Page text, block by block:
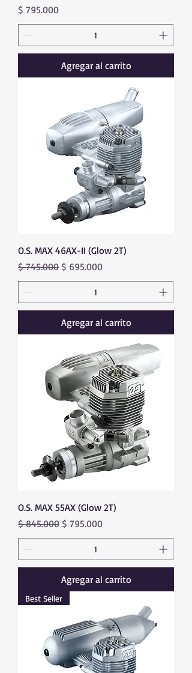
Precio
$ 795.000
Agregar al carrito
O.S. MAX 46AX-II (Glow 2T)
Precio
$ 745.000 Precio de oferta
$ 695.000
Agregar al carrito
O.S. MAX 55AX (Glow 2T)
Precio
$ 845.000 Precio de oferta
$ 795.000
Agregar al carrito
Best Seller